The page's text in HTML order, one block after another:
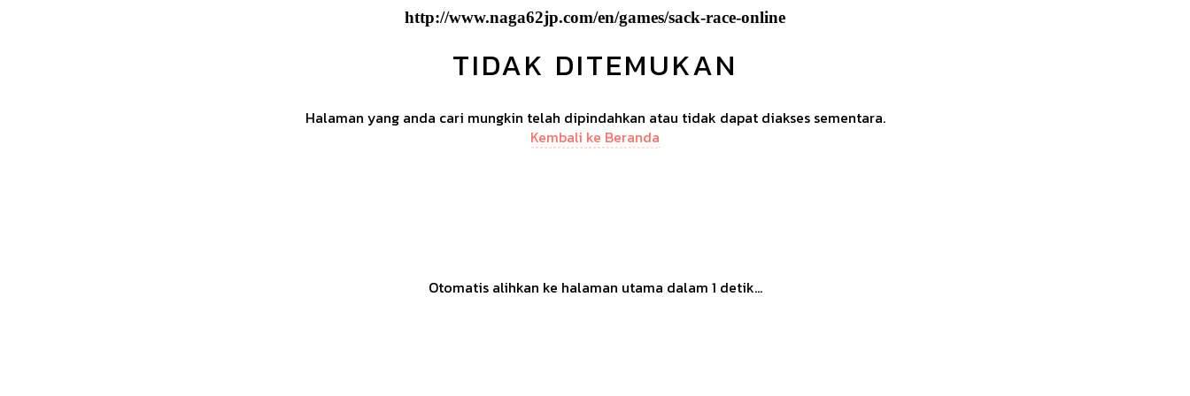
http://www.naga62jp.com/en/games/sack-race-online
TIDAK DITEMUKAN
Halaman yang anda cari mungkin telah dipindahkan atau tidak dapat diakses sementara.
Kembali ke Beranda
Otomatis alihkan ke halaman utama dalam 1 detik...